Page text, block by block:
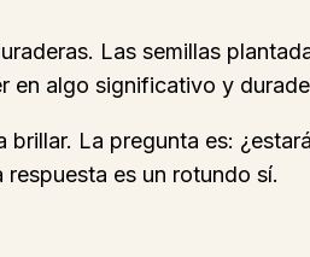
Las semillas
en algo significativo y
La pregunta es:
es un rotundo sí.